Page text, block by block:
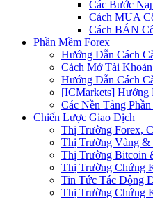
Các Bước
Cách MUA
Cách BÁN
Phần Mềm Forex
Hướng Dẫn Cách
Cách Mở Tài
Hướng Dẫn Cách
[ICMarkets] Hướng
Các Nền Tảng
Chiến Lược Giao Dịch
Thị Trường Forex,
Thị Trường Vàng
Thị Trường Bitcoin
Thị Trường Chứng
Tin Tức Tác Động
Thị Trường Chứng